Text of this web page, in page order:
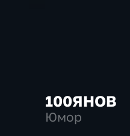
100ЯНОВ
Юмор